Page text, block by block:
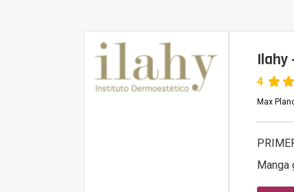
Ilahy
4
Max
Manga